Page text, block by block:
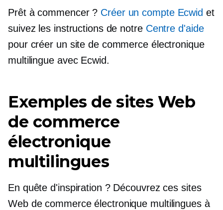
Prêt à commencer ? Créer un compte Ecwid et
suivez les instructions de notre Centre d'aide
pour créer un site de commerce électronique
multilingue avec Ecwid.
Exemples de sites Web
de commerce
électronique
multilingues
En quête d'inspiration ? Découvrez ces sites
Web de commerce électronique multilingues à